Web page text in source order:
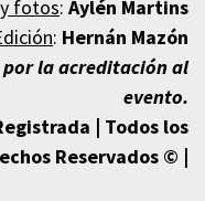
fotos: Aylén Martins
: Hernán Mazón
por la acreditación al
evento.
| Todos los
Reservados © |